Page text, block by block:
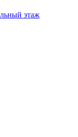
этаж